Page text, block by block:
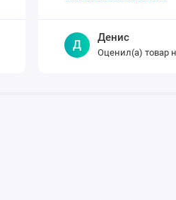
Д
Денис
Оценил(а) товар